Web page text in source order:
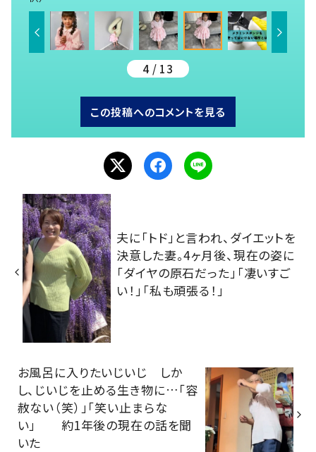
4 / 13
この投稿へのコメントを見る
夫に「トド」と言われ、ダイエットを
決意した妻。4ヶ月後、現在の姿に
「ダイヤの原石だった」「凄いすご
い！」「私も頑張る！」
お風呂に入りたいじいじ しか
し、じいじを止める生き物に…「容
赦ない（笑）」「笑い止まらな
い」 約1年後の現在の話を聞
いた